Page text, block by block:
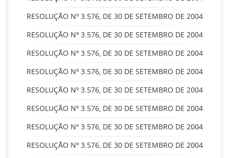
RESOLUÇÃO Nº 3.576, DE 30 DE SETEMBRO DE 2004
RESOLUÇÃO Nº 3.576, DE 30 DE SETEMBRO DE 2004
RESOLUÇÃO Nº 3.576, DE 30 DE SETEMBRO DE 2004
RESOLUÇÃO Nº 3.576, DE 30 DE SETEMBRO DE 2004
RESOLUÇÃO Nº 3.576, DE 30 DE SETEMBRO DE 2004
RESOLUÇÃO Nº 3.576, DE 30 DE SETEMBRO DE 2004
RESOLUÇÃO Nº 3.576, DE 30 DE SETEMBRO DE 2004
RESOLUÇÃO Nº 3.576, DE 30 DE SETEMBRO DE 2004